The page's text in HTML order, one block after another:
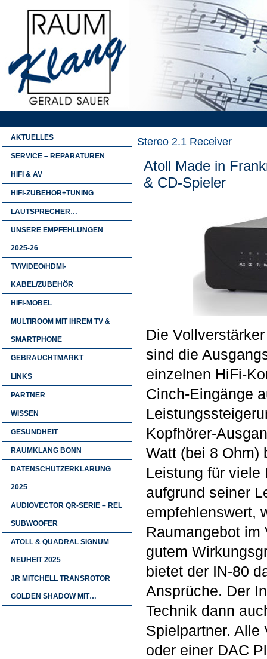
AKTUELLES
SERVICE – REPARATUREN
HIFI & AV
HIFI-ZUBEHÖR+TUNING
LAUTSPRECHER…
UNSERE EMPFEHLUNGEN
2025-26
TV/VIDEO/HDMI-
KABEL/ZUBEHÖR
HIFI-MÖBEL
MULTIROOM MIT IHREM TV &
SMARTPHONE
GEBRAUCHTMARKT
LINKS
PARTNER
WISSEN
GESUNDHEIT
RAUMKLANG BONN
DATENSCHUTZERKLÄRUNG
2025
AUDIOVECTOR QR-SERIE – REL
SUBWOOFER
ATOLL & QUADRAL SIGNUM
NEUHEIT 2025
JR MITCHELL TRANSROTOR
GOLDEN SHADOW MIT…
Stereo 2.1 Receiver
Atoll Made in
& CD-Spieler
Die
sind die
einzelnen HiFi-
Cinch-Eingänge
Kopfhörer-
Watt (bei 8 Ohm)
Leistung für viele
aufgrund seiner
empfehlenswert,
Raumangebot im
gutem
bietet der IN-80
Ansprüche. Der
Technik dann
Spielpartner. Alle
oder einer DAC